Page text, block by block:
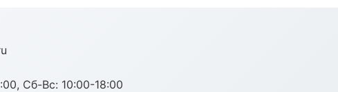
Сб-Вс: 10:00-18:00